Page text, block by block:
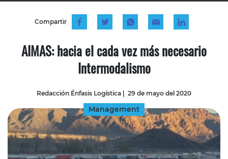
Compartir
AIMAS: hacia el cada vez más necesario
Intermodalismo
Redacción Énfasis Logística | 29 de mayo del 2020
Management